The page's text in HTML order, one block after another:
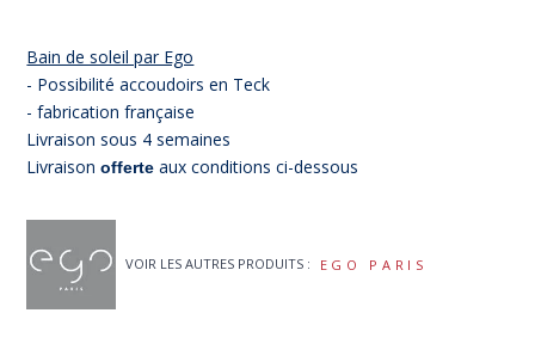
Bain de soleil par Ego
- Possibilité accoudoirs en Teck
- fabrication française
Livraison sous 4 semaines
Livraisonofferte aux conditions ci-dessous
VOIR LES AUTRES PRODUITS : EGO PARIS